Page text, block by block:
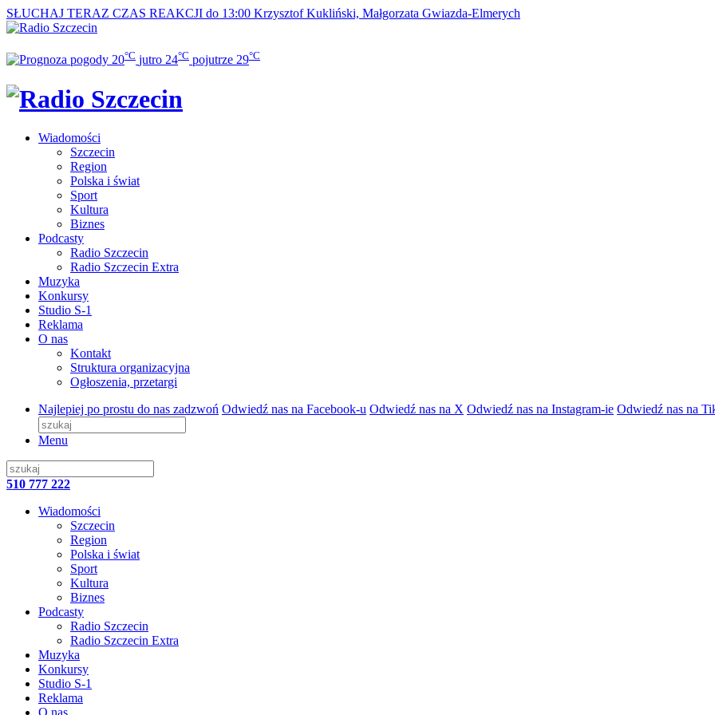
SŁUCHAJ TERAZ CZAS REAKCJI do 13:00 Krzysztof Kukliński, Małgorzata Gwiazda-Elmerych
20°C jutro 24°C pojutrze 29°C
Wiadomości
Szczecin
Region
Polska i świat
Sport
Kultura
Biznes
Podcasty
Radio Szczecin
Radio Szczecin Extra
Muzyka
Konkursy
Studio S-1
Reklama
O nas
Kontakt
Struktura organizacyjna
Ogłoszenia, przetargi
Najlepiej po prostu do nas zadzwoń Odwiedź nas na Facebook-u Odwiedź nas na X Odwiedź nas na Instagram-ie Odwiedź nas na
Menu
510 777 222
Wiadomości
Szczecin
Region
Polska i świat
Sport
Kultura
Biznes
Podcasty
Radio Szczecin
Radio Szczecin Extra
Muzyka
Konkursy
Studio S-1
Reklama